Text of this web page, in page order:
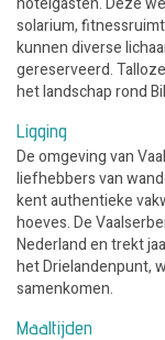
solarium,
kunnen diverse
gereserveerd.
het landschap rond
Ligging
De omgeving van
liefhebbers van
kent authentieke
hoeves. De
Nederland en trekt
het Drielandenpunt,
samenkomen.
Maaltijden